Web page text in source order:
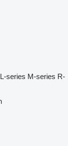
L-series M-series R-